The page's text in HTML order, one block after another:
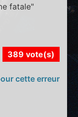
fatale"
389 vote(s)
cette erreur